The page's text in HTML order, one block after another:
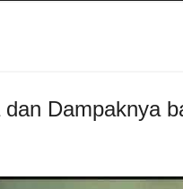
Dampaknya